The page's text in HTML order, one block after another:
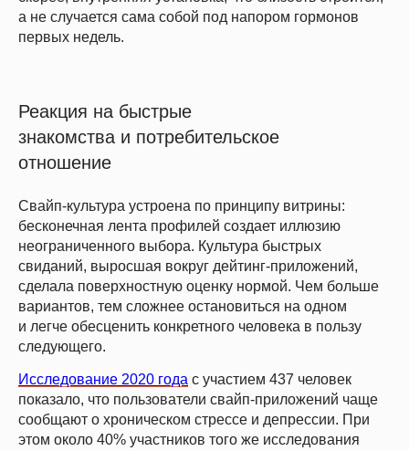
а не случается сама собой под напором гормонов
первых недель.
Реакция на быстрые
знакомства и потребительское
отношение
Свайп-культура устроена по принципу витрины:
бесконечная лента профилей создает иллюзию
неограниченного выбора. Культура быстрых
свиданий, выросшая вокруг дейтинг-приложений,
сделала поверхностную оценку нормой. Чем больше
вариантов, тем сложнее остановиться на одном
и легче обесценить конкретного человека в пользу
следующего.
Исследование 2020 года с участием 437 человек
показало, что пользователи свайп-приложений чаще
сообщают о хроническом стрессе и депрессии. При
этом около 40% участников того же исследования